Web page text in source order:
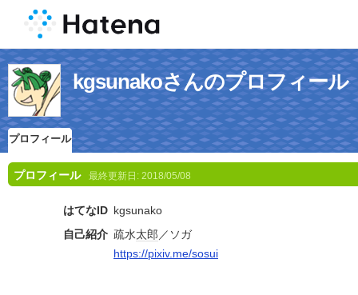
kgsunakoさんのプロフィール
プロフィール
プロフィール 最終更新日: 2018/05/08
はてなID kgsunako
自己紹介 疏水太郎／ソガ
https://pixiv.me/sosui